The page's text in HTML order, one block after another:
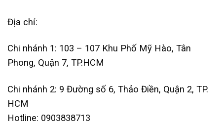
Địa chỉ:
Chi nhánh 1: 103 – 107 Khu Phố Mỹ Hào, Tân
Phong, Quận 7, TP.HCM
Chi nhánh 2: 9 Đường số 6, Thảo Điền, Quận 2, TP.
HCM
Hotline: 0903838713